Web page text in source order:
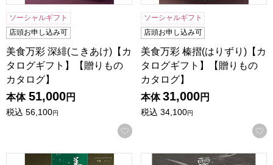
ソーシャルギフト
店頭お申し込み可
美食万彩 深緋(こきあけ)【カ
タログギフト】【贈りもの
カタログ】
本体 51,000円
税込 56,100円
お気に入りに登録する
ソーシャルギフト
店頭お申し込み可
美食万彩 榛摺(はりずり)【カ
タログギフト】【贈りもの
カタログ】
本体 31,000円
税込 34,100円
美食万彩 青漆(せいしつ)【カタログギフト】【贈りものカタ
プレゼンテージ麗 高麗(コウ